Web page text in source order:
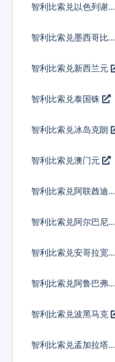
智利比索兑以色列谢克
智利比索兑墨西哥比索
智利比索兑新西兰元
智利比索兑泰国铢
智利比索兑冰岛克朗
智利比索兑澳门元
智利比索兑阿联酋迪拉
智利比索兑阿尔巴尼亚
智利比索兑安哥拉宽扎
智利比索兑阿鲁巴弗罗
智利比索兑波黑马克
智利比索兑孟加拉塔卡